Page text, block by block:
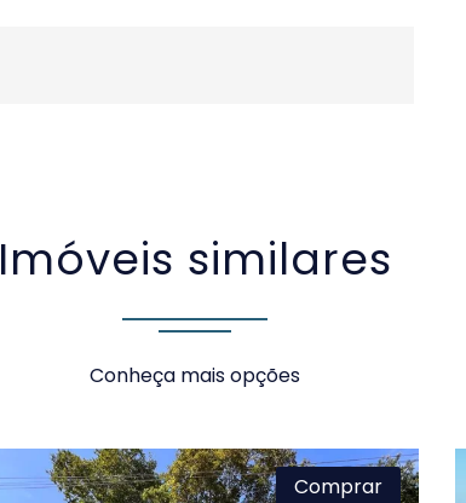
Imóveis similares
Conheça mais opções
Comprar